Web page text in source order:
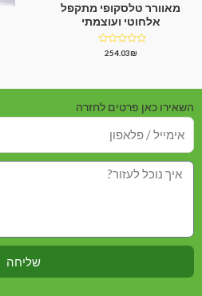
מאוורר טלסקופי מתקפל
אלחוטי ועוצמתי
דורג254.03₪
השאירו כאן פרטים לחזרה
שליחה